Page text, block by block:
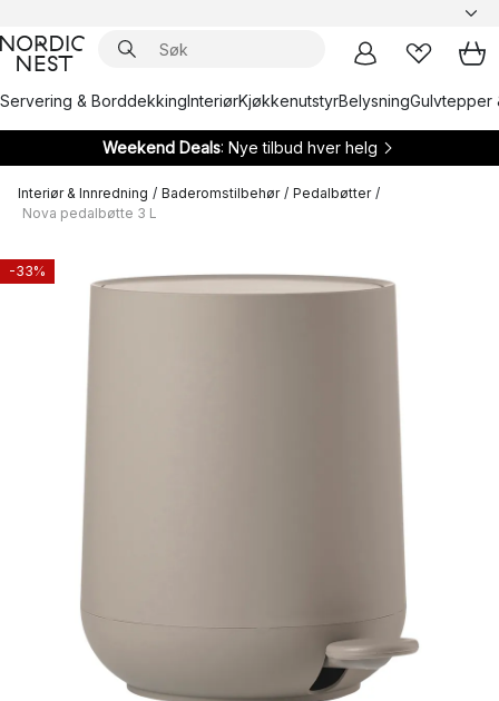
Servering & BorddekkingInteriørKjøkkenutstyrBelysningGulvtepper
Weekend Deals: Nye tilbud hver helg
Interiør & Innredning / Baderomstilbehør / Pedalbøtter /
Nova pedalbøtte 3 L
-33%